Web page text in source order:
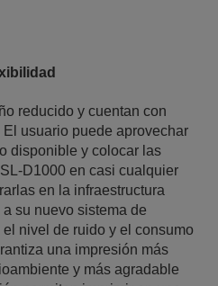
reducido y cuentan con
usuario puede aprovechar
disponible y colocar las
D1000 en casi cualquier
en la infraestructura
su nuevo sistema de
nivel de ruido y el consumo
una impresión más
y más agradable